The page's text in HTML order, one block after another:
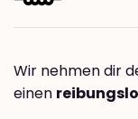
Wir nehmen dir
einen